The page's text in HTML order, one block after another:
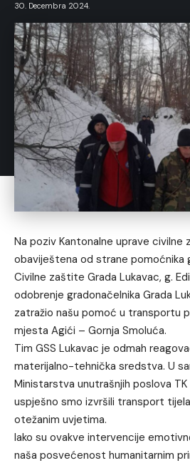
30. Decembra 2024.
Na poziv Kantonalne uprave civilne
obaviještena od strane pomoćnika
Civilne zaštite Grada Lukavac, g.
odobrenje gradonačelnika Grada
zatražio našu pomoć u transportu
mjesta Agići – Gornja Smoluća.
Tim GSS Lukavac je odmah
materijalno-tehnička sredstva. U
Ministarstva unutrašnjih poslova TK
uspješno smo izvršili transport
otežanim uvjetima.
Iako su ovakve intervencije
naša posvećenost humanitarnim